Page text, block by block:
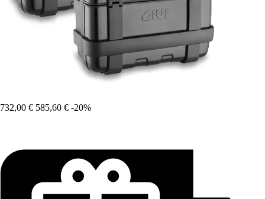
732,00 € 585,60 € -20%